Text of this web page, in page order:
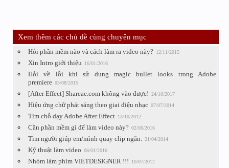
Xem thêm các chủ đề cùng chuyên mục
Hỏi phần mềm nào và cách làm ra video này? 12/11/2015
Xin Intro giới thiệu 16/01/2016
Hỏi về lỗi khi sử dụng magic bullet looks trong Adobe
premiere 05/08/2015
[After Effect] Shareae.com không vào được! 24/10/2017
Hiệu ứng chữ phát sáng theo giai điệu nhạc 07/07/2014
Tìm chỗ dạy Adobe After Effect 13/10/2012
Cần phần mềm gì để làm video này? 02/06/2016
Tìm người giúp em/mình quay clip ngắn. 21/04/2014
Kỹ thuật làm video 06/01/2016
Nhóm làm phim VIETDESIGNER !!! 10/07/2012